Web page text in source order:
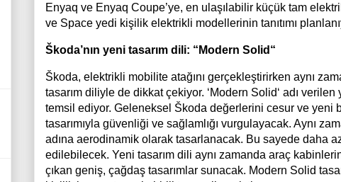
Enyaq ve Enyaq Coupe’ye, en ulaşılabilir küçük tam
ve Space yedi kişilik elektrikli modellerinin tanıtımı
Škoda’nın yeni tasarım dili: “Modern Solid“
Škoda, elektrikli mobilite atağını gerçekleştirirken aynı
tasarım diliyle de dikkat çekiyor. ‘Modern Solid‘ adı
temsil ediyor. Geleneksel Škoda değerlerini cesur ve yeni
tasarımıyla güvenliği ve sağlamlığı vurgulayacak. Aynı
adına aerodinamik olarak tasarlanacak. Bu sayede daha
edilebilecek. Yeni tasarım dili aynı zamanda araç
çıkan geniş, çağdaş tasarımlar sunacak. Modern Solid